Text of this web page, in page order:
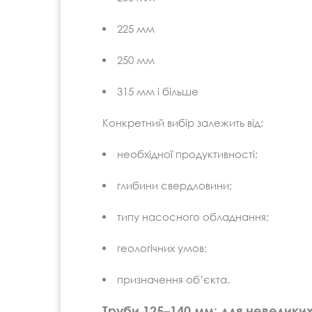
225 мм
250 мм
315 мм і більше
Конкретний вибір залежить від:
необхідної продуктивності;
глибини свердловини;
типу насосного обладнання;
геологічних умов;
призначення об’єкта.